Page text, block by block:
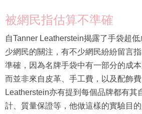
被網民指估算不準確
自Tanner Leatherstein揭露了手袋超
少網民的關注，有不少網民紛紛留言
準確，因為名牌手袋中有一部分的成
而並非來自皮革、手工費，以及配飾
Leatherstein亦有提到每個品牌都有其
計、質量保證等，他做這樣的實驗目